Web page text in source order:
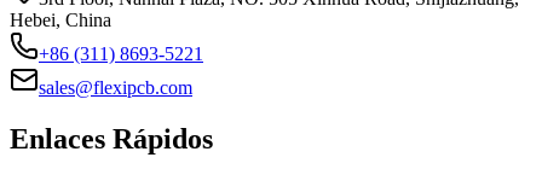
Hebei, China
+86 (311) 8693-5221
sales@flexipcb.com
Enlaces Rápidos